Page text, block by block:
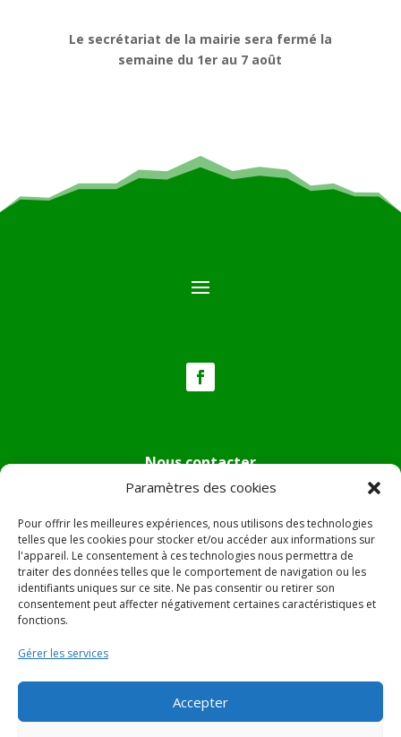
Paramètres des cookies
Pour offrir les meilleures expériences, nous utilisons des technologies
telles que les cookies pour stocker et/ou accéder aux informations sur
l'appareil. Le consentement à ces technologies nous permettra de
traiter des données telles que le comportement de navigation ou les
identifiants uniques sur ce site. Ne pas consentir ou retirer son
consentement peut affecter négativement certaines caractéristiques et
fonctions.
Gérer les services
Accepter
Le secrétariat de la mairie sera fermé la
semaine du 1er au 7 août
Nous contacter
Tél :04.95.36.24.02
Mail:
mairie.pietradiverde@wanadoo.fr
Adresse :Hôtel de ville de Pietra di Verde
Le village
20230 Pietra di Verde
© 2022 Mairie de Pietra Di Verde – Réalisation